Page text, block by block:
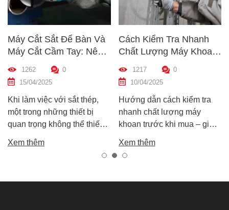
Máy Cắt Sắt Để Bàn Và
Máy Cắt Cầm Tay: Nên
Chọn Loại Nào Phù Hợp
Nhất?
1262
0
15/04/2025
Khi làm việc với sắt thép,
một trong những thiết bị
quan trọng không thể thiếu
nhiên, trên thị trường hiện
nay có hai dòng phổ biến là
Xem thêm
Cách Kiểm Tra Nhanh
Chất Lượng Máy Khoan
Trước Khi Mua – Hướng
Dẫn Chi Tiết Cho Người
Mới
1217
0
10/04/2025
Hướng dẫn cách kiểm tra
nhanh chất lượng máy
khoan trước khi mua – giúp
tốt, bền, hoạt động ổn định,
tránh hàng giả, hàng kém
Xem thêm